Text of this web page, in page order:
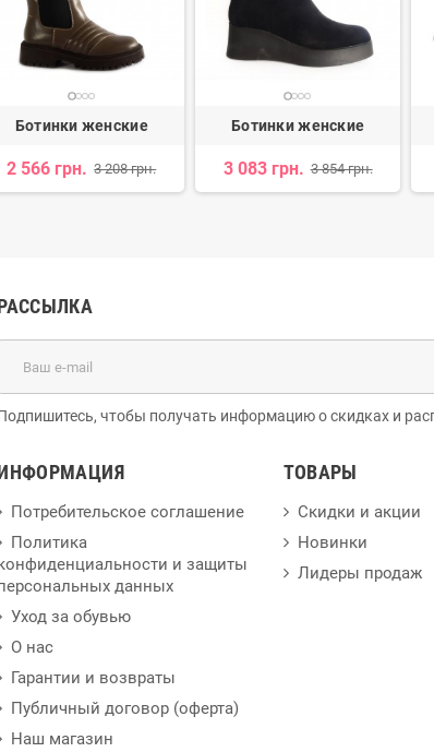
Ботинки женские
2 566 грн. 3 208 грн.
Ботинки женские
3 083 грн. 3 854 грн.
чтобы получать информацию о скидках и
Потребительское соглашение
Политика
и защиты
данных
Уход за обувью
О нас
Гарантии и возвраты
Публичный договор (оферта)
Наш магазин
ТОВАРЫ
Скидки и акции
Новинки
Лидеры продаж